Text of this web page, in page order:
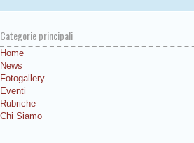
Categorie principali
Home
News
Fotogallery
Eventi
Rubriche
Chi Siamo